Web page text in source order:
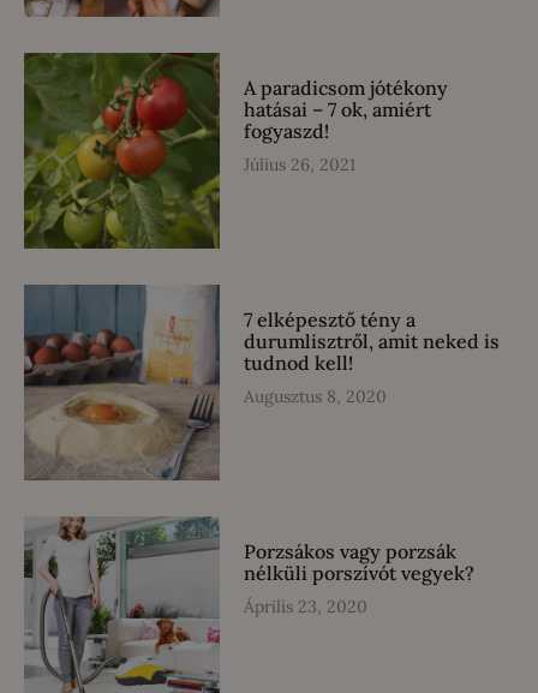
A paradicsom jótékony
hatásai – 7 ok, amiért
fogyaszd!
Július 26, 2021
7 elképesztő tény a
durumlisztről, amit neked is
tudnod kell!
Augusztus 8, 2020
Porzsákos vagy porzsák
nélküli porszívót vegyek?
Április 23, 2020